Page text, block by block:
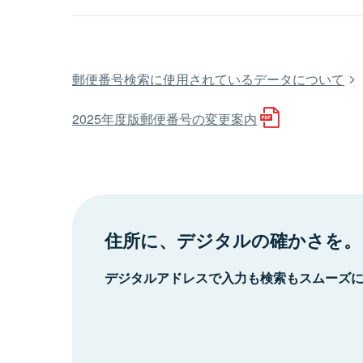
郵便番号検索に使用されているデータについて
2025年度版郵便番号の変更案内
住所に、デジタルの確かさを。
デジタルアドレスで入力も検索もスムーズ